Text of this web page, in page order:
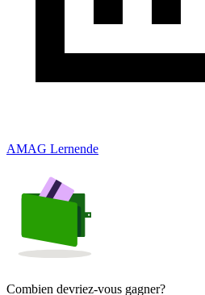
AMAG Lernende
Combien devriez-vous gagner?